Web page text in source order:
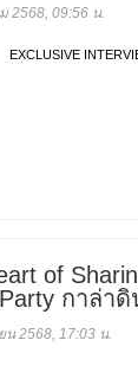
2568, 09:56 น.
EXCLUSIVE
of
กาล่า
น 2568, 17:03 น.